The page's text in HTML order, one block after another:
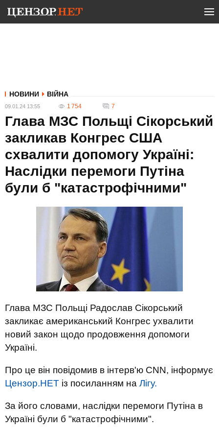
НОВИНИ ВІЙНА
09.01.24 13:55 1 754 7
Глава МЗС Польщі Сікорський
закликав Конгрес США
схвалити допомогу Україні:
Наслідки перемоги Путіна
були б "катастрофічними"
Глава МЗС Польщі Радослав Сікорський
закликає американський Конгрес ухвалити
новий закон щодо продовження допомоги
Україні.
Про це він повідомив в інтерв'ю CNN, інформує
Цензор.НЕТ із посиланням на Лігу.
За його словами, наслідки перемоги Путіна в
Україні були б "катастрофічними".